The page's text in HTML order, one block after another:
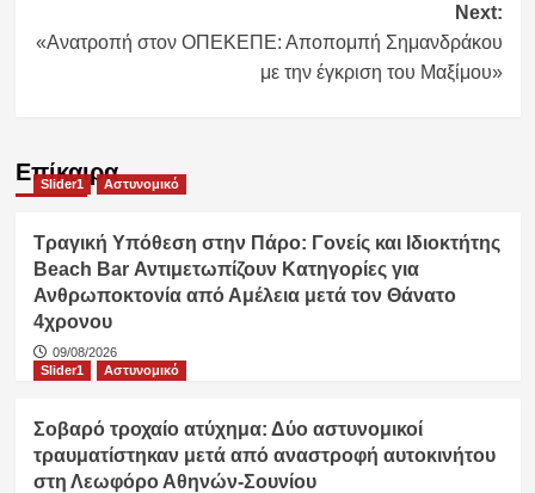
Next:
«Ανατροπή στον ΟΠΕΚΕΠΕ: Αποπομπή Σημανδράκου
με την έγκριση του Μαξίμου»
Επίκαιρα
Slider1 Αστυνομικό
Τραγική Υπόθεση στην Πάρο: Γονείς και Ιδιοκτήτης
Beach Bar Αντιμετωπίζουν Κατηγορίες για
Ανθρωποκτονία από Αμέλεια μετά τον Θάνατο
4χρονου
09/08/2026
Slider1
Αστυνομικό
Σοβαρό τροχαίο ατύχημα: Δύο αστυνομικοί
τραυματίστηκαν μετά από αναστροφή αυτοκινήτου
στη Λεωφόρο Αθηνών-Σουνίου